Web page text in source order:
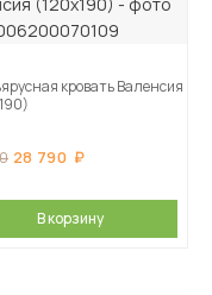
кровать Валенсия
28 790
В корзину